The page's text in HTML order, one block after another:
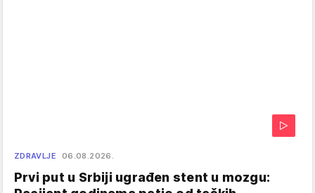
ZDRAVLJE 06.08.2026.
Prvi put u Srbiji ugrađen stent u mozgu: